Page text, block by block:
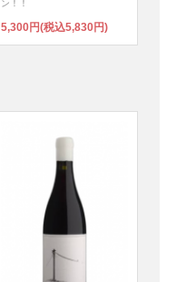
ン！！
5,300円(税込5,830円)